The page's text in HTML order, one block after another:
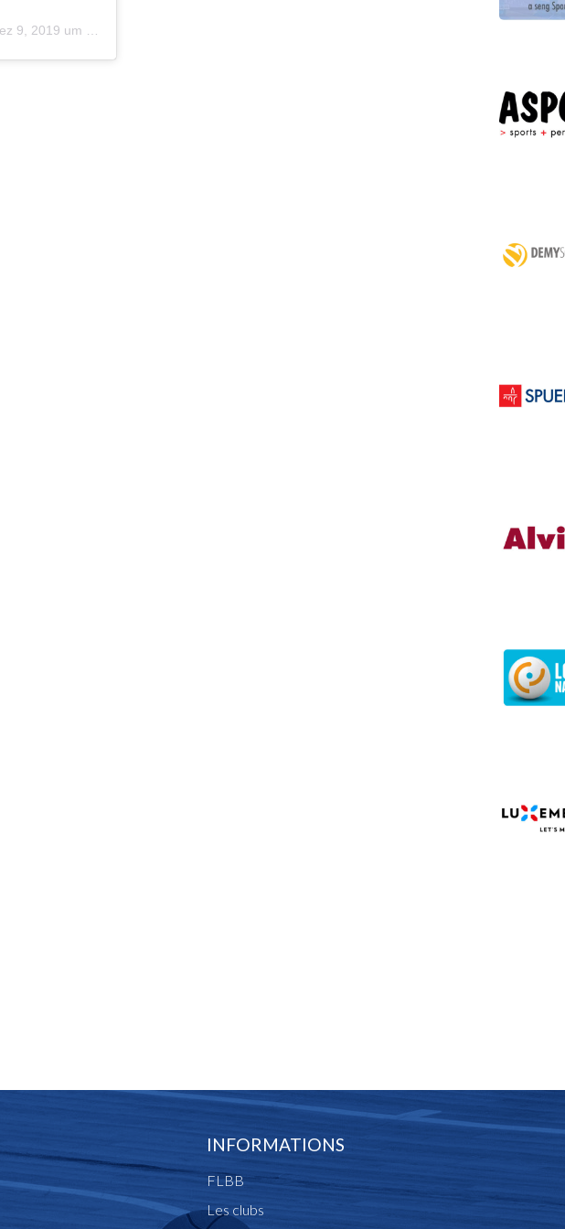
9, 2019 um 10:54 PST
INFORMATIONS
FLBB
Les clubs